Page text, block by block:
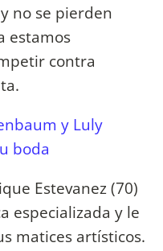
no se pierden
estamos
contra
y Luly
boda
Estevanez (70)
especializada y le
matices artísticos.